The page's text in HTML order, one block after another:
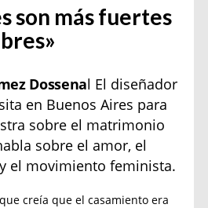
son más fuertes
Dossenal El diseñador
en Buenos Aires para
sobre el matrimonio
sobre el amor, el
el movimiento feminista.
creía que el casamiento era